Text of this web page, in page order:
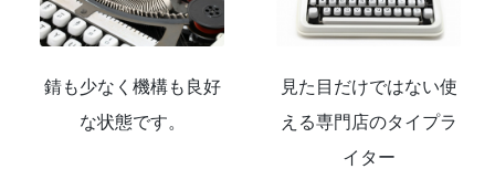
錆も少なく機構も良好
な状態です。
見た目だけではない使
える専門店のタイプラ
イター